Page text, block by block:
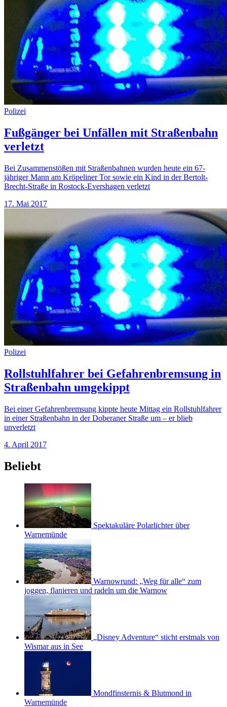
Polizei
Fußgänger bei Unfällen mit Straßenbahn
verletzt
Bei Zusammenstößen mit Straßenbahnen wurden heute ein 67-
jähriger Mann am Kröpeliner Tor sowie ein Kind in der Bertolt-
Brecht-Straße in Rostock-Evershagen verletzt
17. Mai 2017
Polizei
Rollstuhlfahrer bei Gefahrenbremsung in
Straßenbahn umgekippt
Bei einer Gefahrenbremsung kippte heute Mittag ein Rollstuhlfahrer
in einer Straßenbahn in der Doberaner Straße um – er blieb
unverletzt
4. April 2017
Beliebt
Spektakuläre Polarlichter über
Warnemünde
Warnowrund: „Weg für alle“ zum
joggen, flanieren und radeln um die Warnow
„Disney Adventure“ sticht erstmals von
Wismar aus in See
Mondfinsternis & Blutmond in
Warnemünde